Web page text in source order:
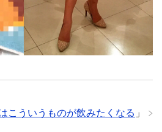
こういうものが飲みたくなる 」